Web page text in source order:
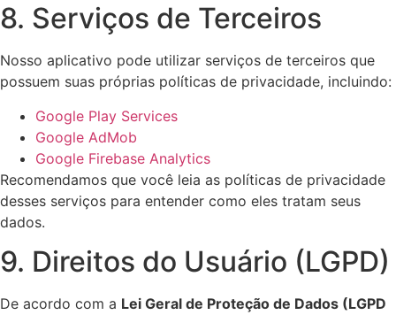
8. Serviços de Terceiros
Nosso aplicativo pode utilizar serviços de terceiros que
possuem suas próprias políticas de privacidade, incluindo:
Google Play Services
Google AdMob
Google Firebase Analytics
Recomendamos que você leia as políticas de privacidade
desses serviços para entender como eles tratam seus
dados.
9. Direitos do Usuário (LGPD)
De acordo com a Lei Geral de Proteção de Dados (LGPD